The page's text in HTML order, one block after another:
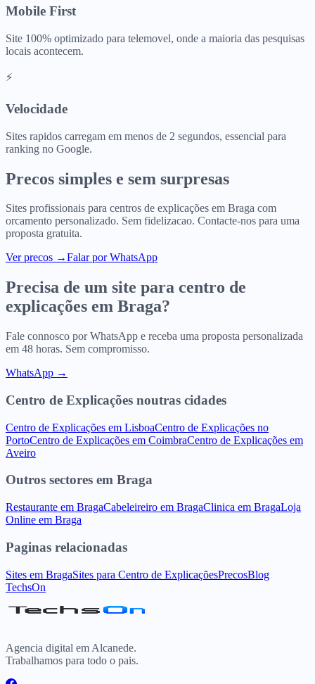
Mobile First
Site 100% optimizado para telemovel, onde a maioria das pesquisas
locais acontecem.
⚡
Velocidade
Sites rapidos carregam em menos de 2 segundos, essencial para
ranking no Google.
Precos simples e sem surpresas
Sites profissionais para centros de explicações em Braga com
orcamento personalizado. Sem fidelizacao. Contacte-nos para uma
proposta gratuita.
Ver precos →Falar por WhatsApp
Precisa de um site para centro de
explicações em Braga?
Fale connosco por WhatsApp e receba uma proposta personalizada
em 48 horas. Sem compromisso.
WhatsApp →
Centro de Explicações noutras cidades
Centro de Explicações em LisboaCentro de Explicações no
PortoCentro de Explicações em CoimbraCentro de Explicações em
Aveiro
Outros sectores em Braga
Restaurante em BragaCabeleireiro em BragaClinica em BragaLoja
Online em Braga
Paginas relacionadas
Sites em BragaSites para Centro de ExplicaçõesPrecosBlog
TechsOn
Agencia digital em Alcanede.
Trabalhamos para todo o pais.